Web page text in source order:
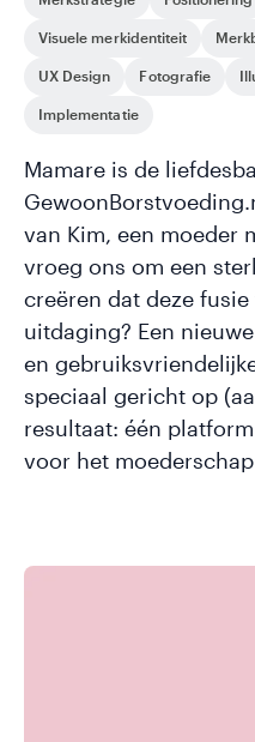
Visuele merkidentiteit
UX Design Fotografie
Implementatie
Mamare is de
van Kim, een moeder
vroeg ons om een
creëren dat deze
uitdaging? Een
en
speciaal gericht op
resultaat: één
voor het